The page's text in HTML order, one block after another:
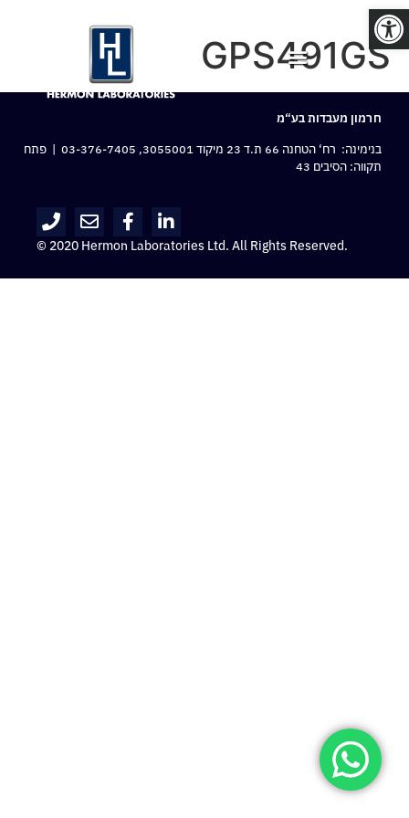
פתח סרגל נגישות
GPS491GS
חרמון מעבדות בע“מ
בנימינה: רח‘ הטחנה 66 ת.ד 23 מיקוד 3055001,
03-376-7405 | פתח
תקווה: הסיבים 43
© 2020 Hermon Laboratories Ltd. All Rights Reserved.